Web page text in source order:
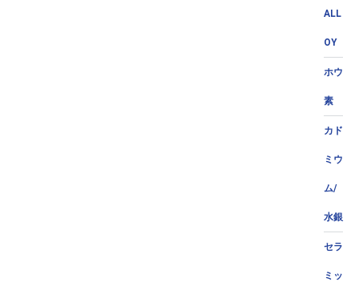
ALL
OY
ホウ
素
カド
ミウ
ム/
水銀
セラ
ミッ